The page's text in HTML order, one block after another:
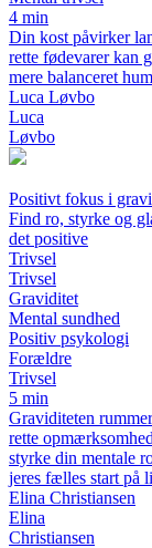
4 min
Din kost påvirker
rette fødevarer kan
mere balanceret
Luca Løvbo
Luca
Løvbo
Positivt fokus i
Find ro, styrke og
det positive
Trivsel
Trivsel
Graviditet
Mental sundhed
Positiv psykologi
Forældre
Trivsel
5 min
Graviditeten
rette
styrke din mentale
jeres fælles start på
Elina Christiansen
Elina
Christiansen